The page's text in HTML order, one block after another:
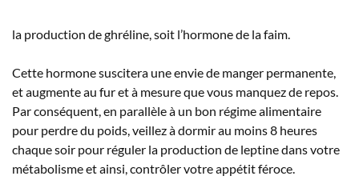
la production de ghréline, soit l’hormone de la faim.
Cette hormone suscitera une envie de manger permanente,
et augmente au fur et à mesure que vous manquez de repos.
Par conséquent, en parallèle à un bon régime alimentaire
pour perdre du poids, veillez à dormir au moins 8 heures
chaque soir pour réguler la production de leptine dans votre
métabolisme et ainsi, contrôler votre appétit féroce.